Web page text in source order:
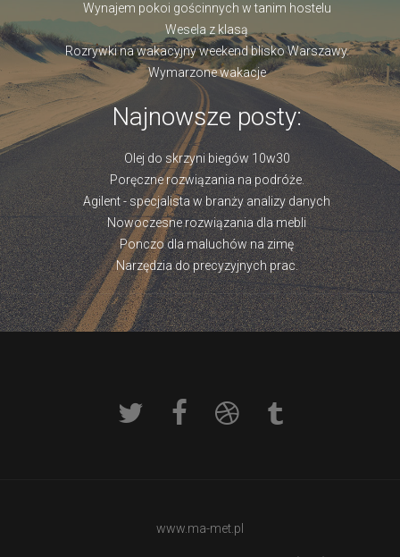
Wynajem pokoi gościnnych w tanim hostelu
Wesela z klasą
Rozrywki na wakacyjny weekend blisko Warszawy.
Wymarzone wakacje
Najnowsze posty:
Olej do skrzyni biegów 10w30
Poręczne rozwiązania na podróże.
Agilent - specjalista w branży analizy danych
Nowoczesne rozwiązania dla mebli
Ponczo dla maluchów na zimę
Narzędzia do precyzyjnych prac.
www.ma-met.pl